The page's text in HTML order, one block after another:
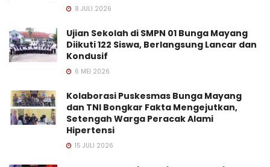
8 JULI 2026
Ujian Sekolah di SMPN 01 Bunga Mayang
Diikuti 122 Siswa, Berlangsung Lancar dan
Kondusif
6 MEI 2026
Kolaborasi Puskesmas Bunga Mayang
dan TNI Bongkar Fakta Mengejutkan,
Setengah Warga Peracak Alami
Hipertensi
15 JULI 2026